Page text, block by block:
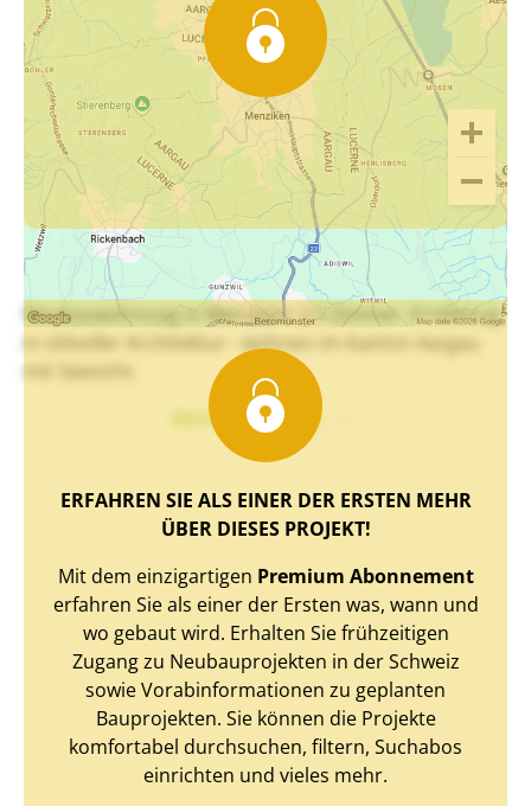
Neubauwohnung in Menziken: 2.5 Zimmer. Erstbezug
in stilvoller Architektur - wohnen im Kanton Aargau
mit Seesicht.
Mehr Text sehen
ERFAHREN SIE ALS EINER DER ERSTEN MEHR
ÜBER DIESES PROJEKT!
Mit dem einzigartigen Premium Abonnement
erfahren Sie als einer der Ersten was, wann und
wo gebaut wird. Erhalten Sie frühzeitigen
Zugang zu Neubauprojekten in der Schweiz
sowie Vorabinformationen zu geplanten
Bauprojekten. Sie können die Projekte
komfortabel durchsuchen, filtern, Suchabos
einrichten und vieles mehr.